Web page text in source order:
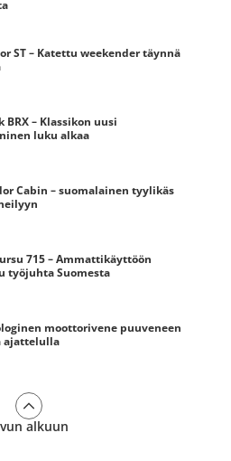
ST – Katettu weekender täynnä
BRX – Klassikon uusi
luku alkaa
Cabin – suomalainen tyylikäs
715 – Ammattikäyttöön
työjuhta Suomesta
moottorivene puuveneen
ajattelulla
alkuun